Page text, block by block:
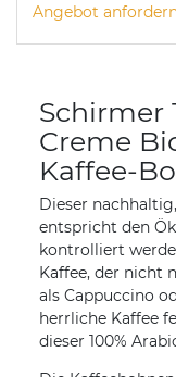
Angebot
Schirmer
Creme
Kaffee-
Dieser
entspricht den
kontrolliert
Kaffee, der nicht
als Cappuccino
herrliche Kaffee
dieser 100%